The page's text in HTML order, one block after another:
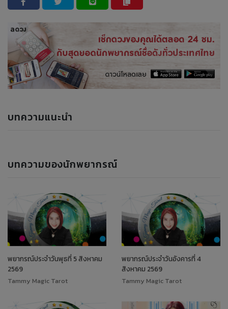
บทความแนะนำ
บทความของนักพยากรณ์
พยากรณ์ประจำวันพุธที่ 5 สิงหาคม
2569
Tammy Magic Tarot
พยากรณ์ประจำวันอังคารที่ 4
สิงหาคม 2569
Tammy Magic Tarot